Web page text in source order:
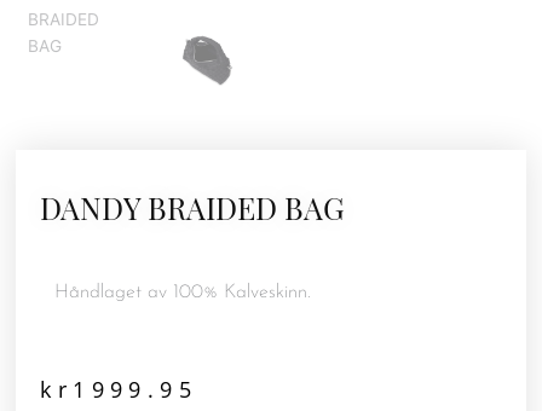
DANDY BRAIDED BAG
Håndlaget av 100% Kalveskinn.
kr 1999.95